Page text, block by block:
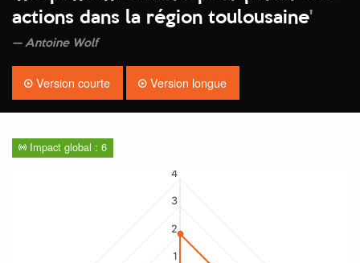
actions dans la région toulousaine'
Antoine Wolf
Version courte Version longue
Impact global : 6
1
2
3
4